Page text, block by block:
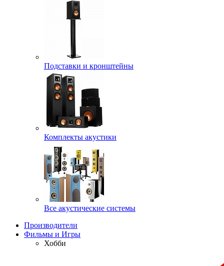
Подставки и кронштейны
Комплекты акустики
Все акустические системы
Производители
Фильмы и Игры
Хобби